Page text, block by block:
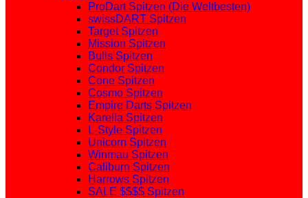
ProDart Spitzen (Die Weltbesten)
swissDART Spitzen
Target Spitzen
Mission Spitzen
Bulls Spitzen
Condor Spitzen
Cone Spitzen
Cosmo Spitzen
Empire Darts Spitzen
Karella Spitzen
L-Style Spitzen
Unicorn Spitzen
Winmau Spitzen
Caliburn Spitzen
Harrows Spitzen
SALE $$$$ Spitzen